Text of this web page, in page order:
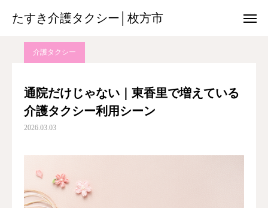
たすき介護タクシー│枚方市
ブログ 介護タクシー 通院だけじゃない｜東香里で増えている介護タクシー利用シーン
介護タクシー
通院だけじゃない｜東香里で増えている
介護タクシー利用シーン
2026.03.03
たすき介護タクシー│枚方市
チ ラ シ
空港送迎サービス
保 険 外 サ ー ビ ス